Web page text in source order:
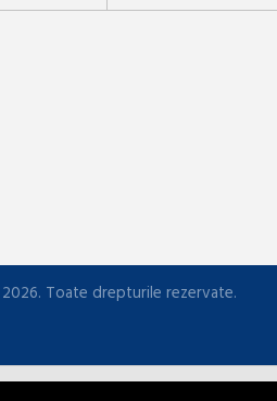
Toate drepturile rezervate.